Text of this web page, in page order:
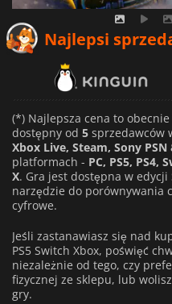
Najlepsi
(*) Najlepsza cena to obecnie
dostępny od 5 sprzedawców
Xbox Live, Steam, Sony
platformach - PC, PS5, PS4,
X. Gra jest dostępna w
narzędzie do porównywania
cyfrowe.
Jeśli zastanawiasz się nad
PS5 Switch Xbox, poświęć
niezależnie od tego, czy
fizycznej ze sklepu, lub
gry.